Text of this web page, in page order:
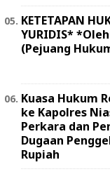
KETETAPAN
YURIDIS*
(Pejuang
Kuasa Hukum
ke Kapolres
Perkara dan
Dugaan
Rupiah